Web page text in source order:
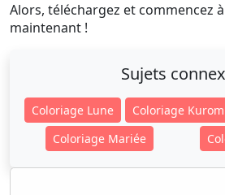
Alors, téléchargez et commencez
maintenant !
Sujets
Coloriage Lune Coloriage
Coloriage Mariée